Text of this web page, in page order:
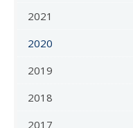
2021
2020
2019
2018
2017